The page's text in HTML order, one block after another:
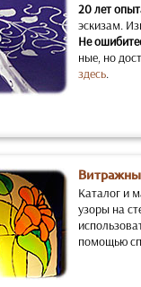
20 лет
эскизам.
Не
ные, но
здесь.
Каталог и
узоры на
помощью